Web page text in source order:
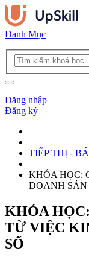
Danh Mục
Đăng nhập
Đăng ký
TIẾP THỊ -
KHÓA HỌC:
DOANH SẢN
KHÓA
TỪ VIỆC
SỐ